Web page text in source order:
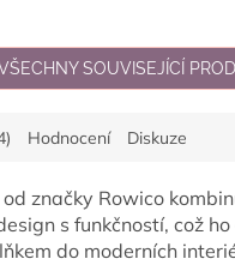
SOUVISEJÍCÍ
Hodnocení Diskuze
od značky Rowico
s funkčností, což ho
do moderních